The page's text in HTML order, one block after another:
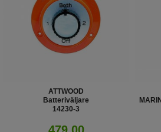
ATTWOOD
Batteriväljare
14230-3